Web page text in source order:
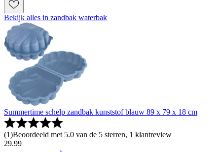
Bekijk alles in zandbak waterbak
Summertime schelp zandbak kunststof blauw 89 x 79 x 18 cm
(1)Beoordeeld met 5.0 van de 5 sterren, 1 klantreview
29.99